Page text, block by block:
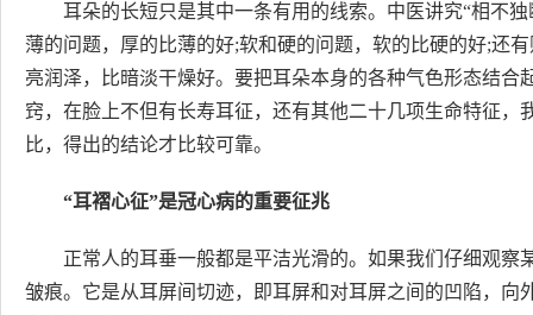
耳朵的长短只是其中一条有用的线索。中医讲究“相不
薄的问题，厚的比薄的好;软和硬的问题，软的比硬的好;还
亮润泽，比暗淡干燥好。要把耳朵本身的各种气色形态结
窍，在脸上不但有长寿耳征，还有其他二十几项生命特征
比，得出的结论才比较可靠。
“耳褶心征”是冠心病的重要征兆
正常人的耳垂一般都是平洁光滑的。如果我们仔细观
皱痕。它是从耳屏间切迹，即耳屏和对耳屏之间的凹陷，